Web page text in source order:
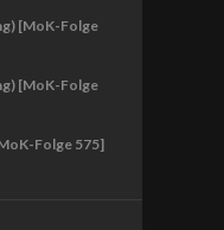
[MoK-Folge
[MoK-Folge
Folge 575]